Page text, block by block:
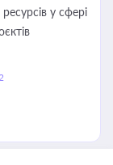
у сфері